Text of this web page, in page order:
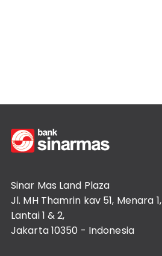
Sinar Mas Land Plaza
Jl. MH Thamrin kav 51, Menara 1,
Lantai 1 & 2,
Jakarta 10350 - Indonesia